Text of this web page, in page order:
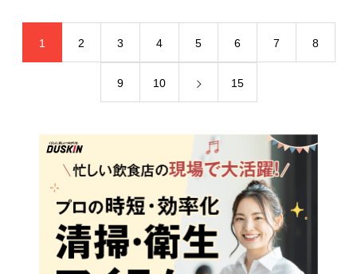
1 2 3 4 5 6 7 8
9 10 15